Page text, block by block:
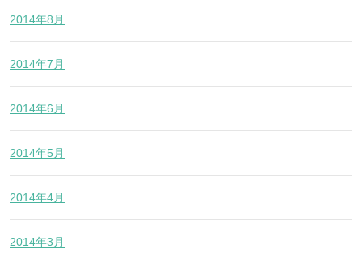
2014年8月
2014年7月
2014年6月
2014年5月
2014年4月
2014年3月